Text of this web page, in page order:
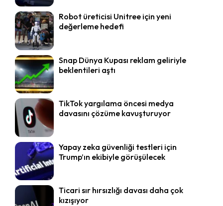
Robot üreticisi Unitree için yeni
değerleme hedefi
Snap Dünya Kupası reklam geliriyle
beklentileri aştı
TikTok yargılama öncesi medya
davasını çözüme kavuşturuyor
Yapay zeka güvenliği testleri için
Trump’ın ekibiyle görüşülecek
Ticari sır hırsızlığı davası daha çok
kızışıyor